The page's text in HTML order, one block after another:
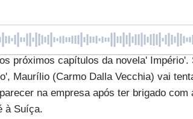
próximos capítulos da novela' Império'.
Maurílio (Carmo Dalla Vecchia) vai
na empresa após ter brigado com
à Suíça.